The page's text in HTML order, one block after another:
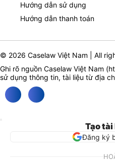
Hướng dẫn sử dụng
Hướng dẫn thanh toán
© 2026 Caselaw Việt Nam | All
Ghi rõ nguồn Caselaw Việt Nam (
sử dụng thông tin, tài liệu từ địa
Tạo
Đăng ký